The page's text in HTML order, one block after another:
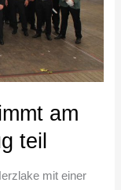
am
teil
mit einer